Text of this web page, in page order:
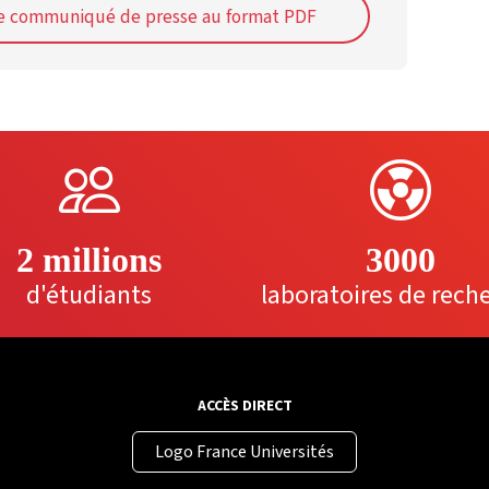
communiqué de presse au format PDF
2 millions
d'étudiants
3000
laboratoires de
ACCÈS DIRECT
Logo France Universités